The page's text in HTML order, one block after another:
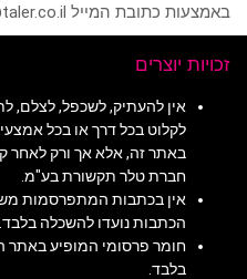
באמצעות כתובת המייל taler@taler.co.il
זכויות יוצרים
אין להעתיק, לשכפל, לצלם,
לקלוט בכל דרך או בכל
באתר זה, אלא אך ורק
חברת טלר תקשורת בע"מ.
אין בכתבות המתפרסמות
הכתבות נועדו להשכלה בלבד.
חומר פרסומי המופיע באתר
בלבד.